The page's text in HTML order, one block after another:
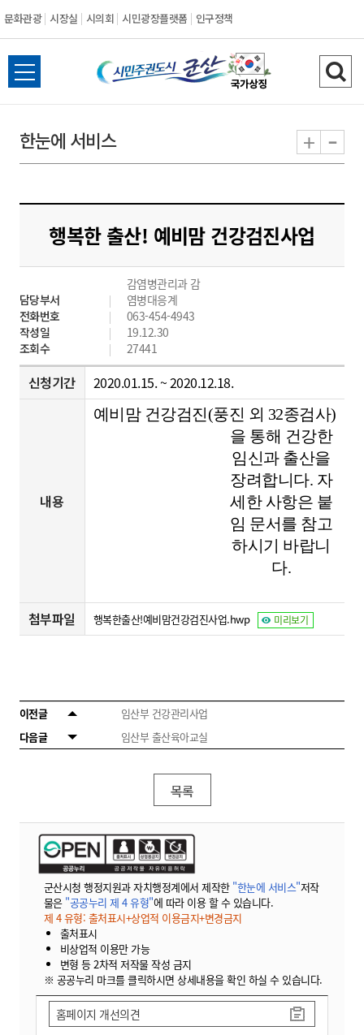
문화관광 시장실 시의회 시민광장플랫폼 인구정책
시
민
도
시
군
산
전
체
뉴
열
검
색
기
한눈에 서비스 + -
행복한 출산! 예비맘 건강검진사업
담당부서
감염병관리과 감
염병대응계
전화번호
063-454-4943
작성일
19.12.30
조회수
27441
신청기간 2020.01.15. ~ 2020.12.18.
내용
예비맘 건강검진(풍진 외 32종검사)
을 통해 건강한
임신과 출산을
장려합니다. 자
세한 사항은 붙
임 문서를 참고
하시기 바랍니
다.
첨부파일 행복한출산!예비맘건강검진사업.hwp 미리보기
이전글
임산부 건강관리사업
다음글
임산부 출산육아교실
목록
군산시청 행정지원과 자치행정계에서 제작한 "한눈에 서비스"저작
물은 "공공누리 제 4 유형"에 따라 이용 할 수 있습니다.
제 4 유형: 출처표시+상업적 이용금지+변경금지
출처표시
비상업적 이용만 가능
변형 등 2차적 저작물 작성 금지
※ 공공누리 마크를 클릭하시면 상세내용을 확인 하실 수 있습니다.
홈페이지 개선의견